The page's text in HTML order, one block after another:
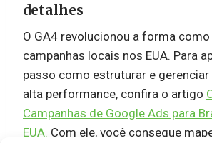
detalhes
O GA4 revolucionou a forma
campanhas locais nos EUA. Para
passo como estruturar e
alta performance, confira o artigo
Campanhas de Google Ads para
EUA. Com ele, você consegue